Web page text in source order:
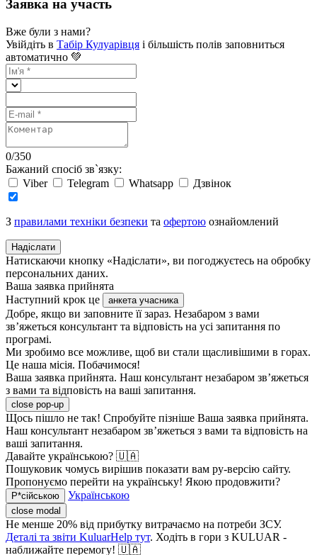
Заявка на участь
Вже були з нами?
Увійдіть в Табір Кулуарівця і більшість полів заповниться
автоматично 💚
0/350
Бажаний спосіб зв`язку:
Viber
Telegram Whatsapp Дзвінок
З правилами техніки безпеки та офертою ознайомлений
Надіслати
Натискаючи кнопку «Надіслати», ви погоджуєтесь на обробку
персональних даних.
Ваша заявка прийнята
Наступний крок це
анкета учасника
Добре, якщо ви заповните її зараз. Незабаром з вами
зв’яжеться консультант та відповість на усі запитання по
програмі.
Ми зробимо все можливе, щоб ви стали щасливішими в горах.
Це наша місія. Побачимося!
Ваша заявка прийнята. Наш консультант незабаром зв’яжеться
з вами та відповість на ваші запитання.
close pop-up
Щось пішло не так! Спробуйте пізніше Ваша заявка прийнята.
Наш консультант незабаром зв’яжеться з вами та відповість на
ваші запитання.
Давайте українською? 🇺🇦
Пошуковик чомусь вирішив показати вам ру-версію сайту.
Пропонуємо перейти на українську! Якою продовжити?
Р*сійською Українською
close modal
Не менше 20% від прибутку витрачаємо на потреби ЗСУ.
Деталі та звіти KuluarHelp тут. Ходіть в гори з KULUAR -
наближайте перемогу! 🇺🇦